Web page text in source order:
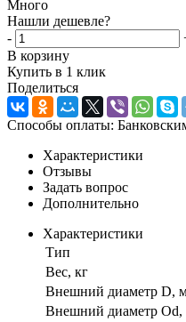
Много
Нашли дешевле?
-
В корзину
Купить в 1 клик
Поделиться
Способы оплаты:
Характеристики
Отзывы
Задать вопрос
Дополнительно
Характеристики
Тип
Вес, кг
Внешний диаметр D,
Внешний диаметр